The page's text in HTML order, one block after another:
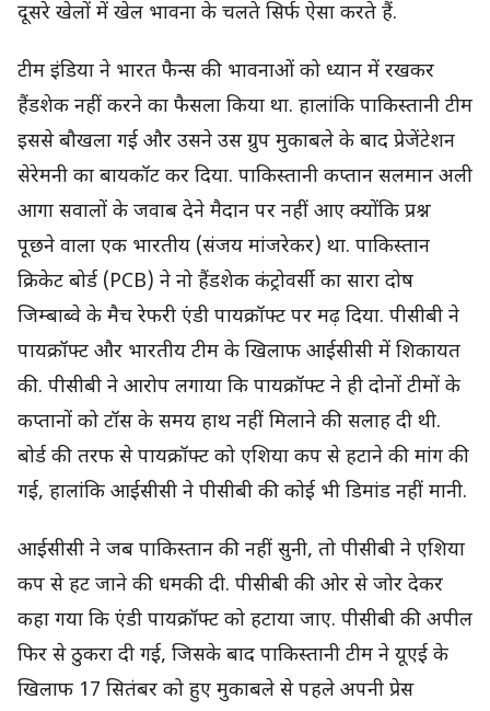
दूसरे खेलों में खेल भावना के चलते सिर्फ ऐसा करते हैं.
टीम इंडिया ने भारत फैन्स की भावनाओं को ध्यान में रखकर
हैंडशेक नहीं करने का फैसला किया था. हालांकि पाकिस्तानी टीम
इससे बौखला गई और उसने उस ग्रुप मुकाबले के बाद प्रेजेंटेशन
सेरेमनी का बायकॉट कर दिया. पाकिस्तानी कप्तान सलमान अली
आगा सवालों के जवाब देने मैदान पर नहीं आए क्योंकि प्रश्न
पूछने वाला एक भारतीय (संजय मांजरेकर) था. पाकिस्तान
क्रिकेट बोर्ड (PCB) ने नो हैंडशेक कंट्रोवर्सी का सारा दोष
जिम्बाब्वे के मैच रेफरी एंडी पायक्रॉफ्ट पर मढ़ दिया. पीसीबी ने
पायक्रॉफ्ट और भारतीय टीम के खिलाफ आईसीसी में शिकायत
की. पीसीबी ने आरोप लगाया कि पायक्रॉफ्ट ने ही दोनों टीमों के
कप्तानों को टॉस के समय हाथ नहीं मिलाने की सलाह दी थी.
बोर्ड की तरफ से पायक्रॉफ्ट को एशिया कप से हटाने की मांग की
गई, हालांकि आईसीसी ने पीसीबी की कोई भी डिमांड नहीं मानी.
आईसीसी ने जब पाकिस्तान की नहीं सुनी, तो पीसीबी ने एशिया
कप से हट जाने की धमकी दी. पीसीबी की ओर से जोर देकर
कहा गया कि एंडी पायक्रॉफ्ट को हटाया जाए. पीसीबी की अपील
फिर से ठुकरा दी गई, जिसके बाद पाकिस्तानी टीम ने यूएई के
खिलाफ 17 सितंबर को हुए मुकाबले से पहले अपनी प्रेस